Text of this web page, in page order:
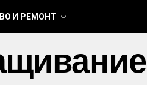
И РЕМОНТ